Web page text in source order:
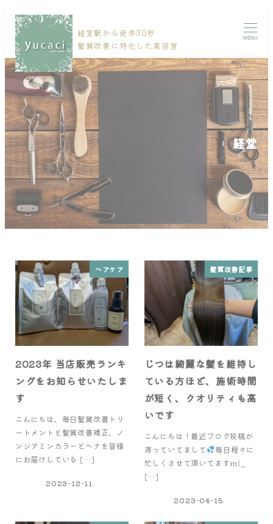
経堂駅から徒歩30秒
髪質改善に特化した美容室
MENU
経堂
ヘアケア
2023年 当店販売ランキ
ングをお知らせいたしま
す
こんにちは、毎日髪質改善トリ
ートメントと髪質改善矯正、ノ
ンジアミンカラーとヘナを皆様
にお届けしている […]
2023-12-11
髪質改善記事
じつは綺麗な髪を維持し
ている方ほど、施術時間
が短く、クオリティも高
いです
こんにちは！最近ブログ投稿が
滞っていてまして
毎日程々に
忙しくさせて頂いてますm(_
[…]
2023-04-15